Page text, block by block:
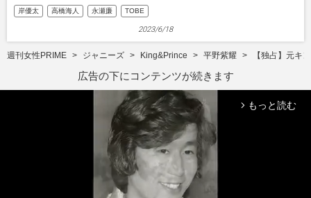
岸優太 高橋海人 永瀬廉 TOBE
2023/6/18
週刊女性PRIME ジャニーズ King&Prince 平野紫耀 【独占】元キ
広告の下にコンテンツが続きます
arrow_forward_ios もっと読む